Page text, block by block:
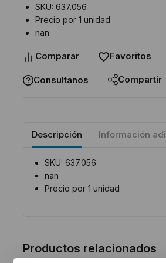
SKU: 637.056
Precio por 1 unidad
nan
Comparar Favoritos
Consultanos Compartir
Descripción Información
SKU: 637.056
nan
Precio por 1 unidad
Productos relacionados